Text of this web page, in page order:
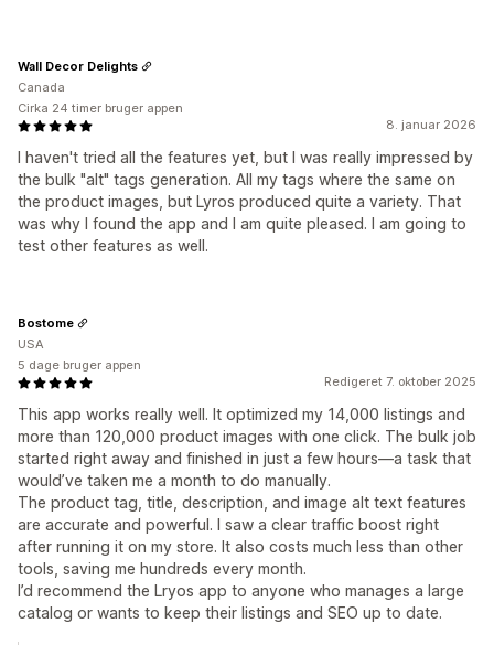
8. januar 2026
I haven't tried all the features yet, but I was really impressed by
the bulk "alt" tags generation. All my tags where the same on
the product images, but Lyros produced quite a variety. That
was why I found the app and I am quite pleased. I am going to
test other features as well.
Wall Decor Delights
Canada
Cirka 24 timer bruger appen
Redigeret 7. oktober 2025
This app works really well. It optimized my 14,000 listings and
more than 120,000 product images with one click. The bulk job
started right away and finished in just a few hours—a task that
would’ve taken me a month to do manually.
The product tag, title, description, and image alt text features
are accurate and powerful. I saw a clear traffic boost right
after running it on my store. It also costs much less than other
tools, saving me hundreds every month.
I’d recommend the Lryos app to anyone who manages a large
catalog or wants to keep their listings and SEO up to date.
Bostome
USA
5 dage bruger appen